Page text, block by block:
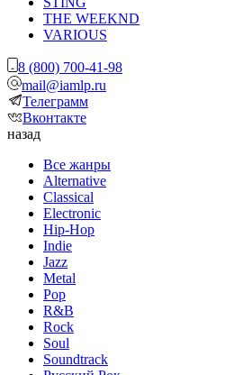
THE WEEKND
VARIOUS
8 (800) 700-41-98
mail@iamlp.ru
Телеграмм
Вконтакте
назад
Все жанры
Alternative
Classical
Electronic
Hip-Hop
Indie
Jazz
Metal
Pop
R&B
Rock
Soul
Soundtrack